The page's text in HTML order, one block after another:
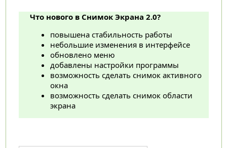
Что нового в Снимок Экрана 2.0?
повышена стабильность работы
небольшие изменения в интерфейсе
обновлено меню
добавлены настройки программы
возможность сделать снимок активного
окна
возможность сделать снимок области
экрана